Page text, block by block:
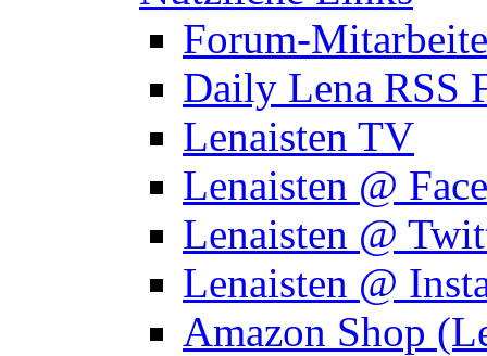
Forum-
Daily Lena RSS
Lenaisten TV
Lenaisten @
Lenaisten @
Lenaisten @
Amazon Shop